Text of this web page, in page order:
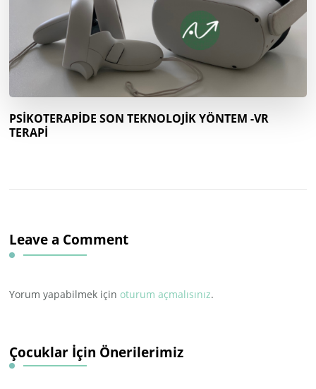
PSİKOTERAPİDE SON TEKNOLOJİK YÖNTEM -VR
TERAPİ
Leave a Comment
Yorum yapabilmek için oturum açmalısınız.
Çocuklar İçin Önerilerimiz